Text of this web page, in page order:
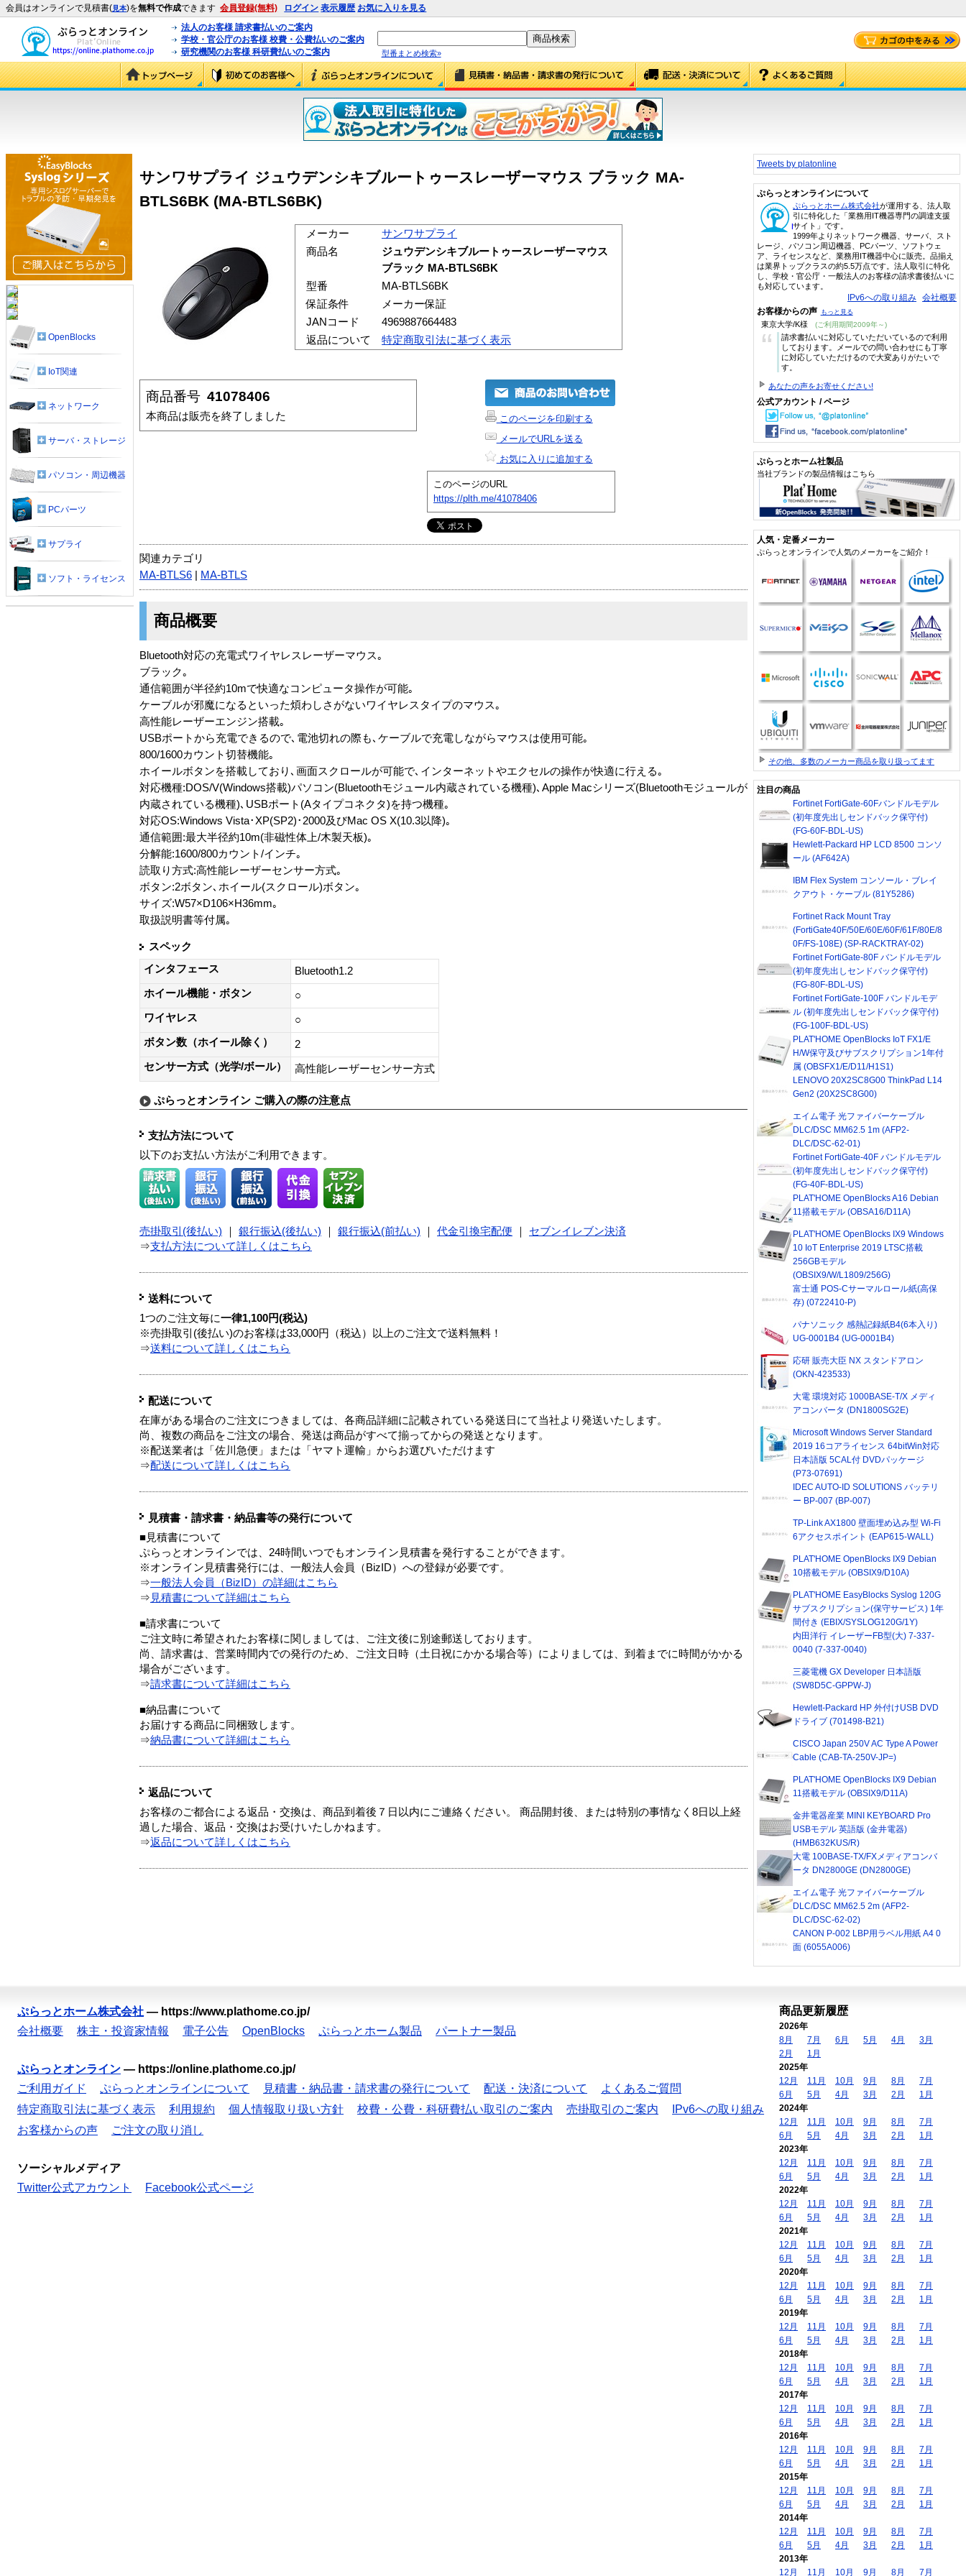
会員はオンラインで見積書(見本)を無料で作成できます 会員登録(無料) ログイン 表示履歴 お気に入りを見る
法人のお客様 請求書払いのご案内
学校・官公庁のお客様 校費・公費払いのご案内
研究機関のお客様 科研費払いのご案内
型番まとめ検索»
サンワサプライ ジュウデンシキブルートゥースレーザーマウス ブラック MA-
BTLS6BK (MA-BTLS6BK)
メーカー
サンワサプライ
商品名
ジュウデンシキブルートゥースレーザーマウス
ブラック MA-BTLS6BK
型番
MA-BTLS6BK
保証条件
メーカー保証
JANコード
4969887664483
返品について
特定商取引法に基づく表示
商品番号 41078406
本商品は販売を終了しました
このページを印刷する
メールでURLを送る
お気に入りに追加する
このページのURL
https://plth.me/41078406
関連カテゴリ
MA-BTLS6
MA-BTLS
商品概要
Bluetooth対応の充電式ワイヤレスレーザーマウス｡
ブラック｡
通信範囲が半径約10mで快適なコンピュータ操作が可能｡
ケーブルが邪魔になるといった煩わしさがないワイヤレスタイプのマウス｡
高性能レーザーエンジン搭載｡
USBポートから充電できるので､電池切れの際も､ケーブルで充電しながらマウスは使用可能｡
800/1600カウント切替機能｡
ホイールボタンを搭載しており､画面スクロールが可能で､インターネットやエクセルの操作が快適に行える｡
対応機種:DOS/V(Windows搭載)パソコン(Bluetoothモジュール内蔵されている機種)､Apple Macシリーズ(Bluetoothモジュールが
内蔵されている機種)､USBポート(Aタイプコネクタ)を持つ機種｡
対応OS:Windows Vista･XP(SP2)･2000及びMac OS X(10.3以降)｡
通信範囲:最大半径約10m(非磁性体上/木製天板)｡
分解能:1600/800カウント/インチ｡
読取り方式:高性能レーザーセンサー方式｡
ボタン:2ボタン､ホイール(スクロール)ボタン｡
サイズ:W57×D106×H36mm｡
取扱説明書等付属｡
スペック
インタフェース
Bluetooth1.2
ホイール機能・ボタン
○
ワイヤレス
○
ボタン数（ホイール除く）
2
センサー方式（光学/ボール）
高性能レーザーセンサー方式
ぷらっとオンライン ご購入の際の注意点
支払方法について
以下のお支払い方法がご利用できます。
売掛取引(後払い) 銀行振込(後払い) 銀行振込(前払い) 代金引換宅配便
セブンイレブン決済
⇒支払方法について詳しくはこちら
送料について
1つのご注文毎に一律1,100円(税込)
※売掛取引(後払い)のお客様は33,000円（税込）以上のご注文で送料無料！
⇒送料について詳しくはこちら
配送について
在庫がある場合のご注文につきましては、各商品詳細に記載されている発送日にて当社より発送いたします。
尚、複数の商品をご注文の場合、発送は商品がすべて揃ってからの発送となります。
※配送業者は「佐川急便」または「ヤマト運輸」からお選びいただけます
⇒配送について詳しくはこちら
見積書・請求書・納品書等の発行について
■見積書について
ぷらっとオンラインでは、24時間いつでもオンライン見積書を発行することができます。
※オンライン見積書発行には、一般法人会員（BizID）への登録が必要です。
⇒一般法人会員（BizID）の詳細はこちら
⇒ 見積書について詳細はこちら
■請求書について
ご注文時に希望されたお客様に関しましては、ご注文後に別途郵送しております。
尚、請求書は、営業時間内での発行のため、ご注文日時（土日祝にかかる場合等）によりましては、到着までに時間がかかる
場合がございます。
⇒請求書について詳細はこちら
■納品書について
お届けする商品に同梱致します。
⇒納品書について詳細はこちら
返品について
お客様のご都合による返品・交換は、商品到着後７日以内にご連絡ください。 商品開封後、または特別の事情なく8日以上経
過した場合、返品・交換はお受けいたしかねます。
⇒返品について詳しくはこちら
OpenBlocks
IoT関連
ネットワーク
サーバ・ストレージ
パソコン・周辺機器
PCパーツ
サプライ
ソフト・ライセンス
Tweets by platonline
ぷらっとオンラインについて
ぷらっとホーム株式会社が運用する、法人取
引に特化した「業務用IT機器専門の調達支援
サイト」です。
1999年よりネットワーク機器、サーバ、スト
レージ、パソコン周辺機器、PCパーツ、ソフトウェ
ア、ライセンスなど、業務用IT機器中心に販売。品揃え
は業界トップクラスの約5.5万点です。法人取引に特化
し、学校・官公庁・一般法人のお客様の請求書後払いに
も対応しています。
IPv6への取り組み 会社概要
お客様からの声 もっと見る
東京大学/K様 (ご利用期間2009年～)
“
請求書払いに対応していただいているので利用
しております。メールでの問い合わせにも丁寧
に対応していただけるので大変ありがたいで
す。
あなたの声をお寄せください!
公式アカウント / ページ
ぷらっとホーム社製品
当社ブランドの製品情報はこちら
人気・定番メーカー
ぷらっとオンラインで人気のメーカーをご紹介！
その他、多数のメーカー商品を取り扱ってます
注目の商品
Fortinet FortiGate-60Fバンドルモデル
(初年度先出しセンドバック保守付)
(FG-60F-BDL-US)
Hewlett-Packard HP LCD 8500 コンソ
ール (AF642A)
IBM Flex System コンソール・ブレイ
クアウト・ケーブル (81Y5286)
Fortinet Rack Mount Tray
(FortiGate40F/50E/60E/60F/61F/80E/8
0F/FS-108E) (SP-RACKTRAY-02)
Fortinet FortiGate-80F バンドルモデル
(初年度先出しセンドバック保守付)
(FG-80F-BDL-US)
Fortinet FortiGate-100F バンドルモデ
ル (初年度先出しセンドバック保守付)
(FG-100F-BDL-US)
PLAT'HOME OpenBlocks IoT FX1/E
H/W保守及びサブスクリプション1年付
属 (OBSFX1/E/D11/H1S1)
LENOVO 20X2SC8G00 ThinkPad L14
Gen2 (20X2SC8G00)
エイム電子 光ファイバーケーブル
DLC/DSC MM62.5 1m (AFP2-
DLC/DSC-62-01)
Fortinet FortiGate-40F バンドルモデル
(初年度先出しセンドバック保守付)
(FG-40F-BDL-US)
PLAT'HOME OpenBlocks A16 Debian
11搭載モデル (OBSA16/D11A)
PLAT'HOME OpenBlocks IX9 Windows
10 IoT Enterprise 2019 LTSC搭載
256GBモデル
(OBSIX9/W/L1809/256G)
富士通 POS-Cサーマルロール紙(高保
存) (0722410-P)
パナソニック 感熱記録紙B4(6本入り)
UG-0001B4 (UG-0001B4)
応研 販売大臣 NX スタンドアロン
(OKN-423533)
大電 環境対応 1000BASE-T/X メディ
アコンバータ (DN1800SG2E)
Microsoft Windows Server Standard
2019 16コアライセンス 64bitWin対応
日本語版 5CAL付 DVDパッケージ
(P73-07691)
IDEC AUTO-ID SOLUTIONS バッテリ
ー BP-007 (BP-007)
TP-Link AX1800 壁面埋め込み型 Wi-Fi
6アクセスポイント (EAP615-WALL)
PLAT'HOME OpenBlocks IX9 Debian
10搭載モデル (OBSIX9/D10A)
PLAT'HOME EasyBlocks Syslog 120G
サブスクリプション(保守サービス) 1年
間付き (EBIX/SYSLOG120G/1Y)
内田洋行 イレーザーFB型(大) 7-337-
0040 (7-337-0040)
三菱電機 GX Developer 日本語版
(SW8D5C-GPPW-J)
Hewlett-Packard HP 外付けUSB DVD
ドライブ (701498-B21)
CISCO Japan 250V AC Type A Power
Cable (CAB-TA-250V-JP=)
PLAT'HOME OpenBlocks IX9 Debian
11搭載モデル (OBSIX9/D11A)
金井電器産業 MINI KEYBOARD Pro
USBモデル 英語版 (金井電器)
(HMB632KUS/R)
大電 100BASE-TX/FXメディアコンバ
ータ DN2800GE (DN2800GE)
エイム電子 光ファイバーケーブル
DLC/DSC MM62.5 2m (AFP2-
DLC/DSC-62-02)
CANON P-002 LBP用ラベル用紙 A4 0
面 (6055A006)
ぷらっとホーム株式会社 — https://www.plathome.co.jp/
会社概要
株主・投資家情報 電子公告 OpenBlocks ぷらっとホーム製品 パートナー製品
ぷらっとオンライン — https://online.plathome.co.jp/
ご利用ガイド
ぷらっとオンラインについて 見積書・納品書・請求書の発行について 配送・決済について
よくあるご質問
特定商取引法に基づく表示
利用規約 個人情報取り扱い方針 校費・公費・科研費払い取引のご案内 売掛取引のご案内
IPv6への取り組み
お客様からの声
ご注文の取り消し
ソーシャルメディア
Twitter公式アカウント
Facebook公式ページ
商品更新履歴
2026年
8月
7月 6月 5月 4月
3月
2月
1月
2025年
12月
11月 10月 9月 8月
7月
6月
5月 4月 3月 2月
1月
2024年
12月
11月 10月 9月 8月
7月
6月
5月 4月 3月 2月
1月
2023年
12月
11月 10月 9月 8月
7月
6月
5月 4月 3月 2月
1月
2022年
12月
11月 10月 9月 8月
7月
6月
5月 4月 3月 2月
1月
2021年
12月
11月 10月 9月 8月
7月
6月
5月 4月 3月 2月
1月
2020年
12月
11月 10月 9月 8月
7月
6月
5月 4月 3月 2月
1月
2019年
12月
11月 10月 9月 8月
7月
6月
5月 4月 3月 2月
1月
2018年
12月
11月 10月 9月 8月
7月
6月
5月 4月 3月 2月
1月
2017年
12月
11月 10月 9月 8月
7月
6月
5月 4月 3月 2月
1月
2016年
12月
11月 10月 9月 8月
7月
6月
5月 4月 3月 2月
1月
2015年
12月
11月 10月 9月 8月
7月
6月
5月 4月 3月 2月
1月
2014年
12月
11月 10月 9月 8月
7月
6月
5月 4月 3月 2月
1月
2013年
12月
11月 10月 9月 8月 7月